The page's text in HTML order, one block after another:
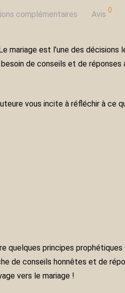
complémentaires Avis 0
mariage est l’une des
de conseils et de réponses
vous incite à réfléchir à
principes
de conseils honnêtes et de
vers le mariage !